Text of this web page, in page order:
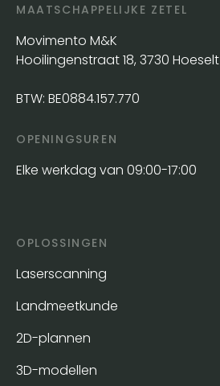
MAATSCHAPPELIJKE ZETEL
Movimento M&K
Hooilingenstraat 18, 3730 Hoeselt
BTW: BE0884.157.770
OPENINGSUREN
Elke werkdag van 09:00-17:00
OPLOSSINGEN
Laserscanning
Landmeetkunde
2D-plannen
3D-modellen